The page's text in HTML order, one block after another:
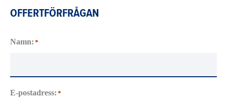
OFFERTFÖRFRÅGAN
Namn: *
E-postadress: *